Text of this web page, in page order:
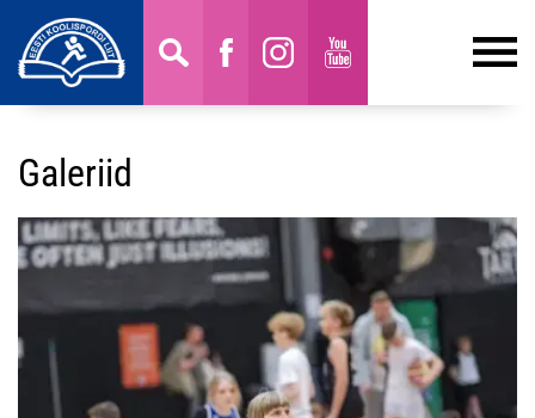
Galeriid